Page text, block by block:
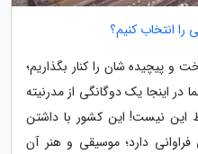
را انتخاب کنیم؟
و پیچیده شان را کنار بگذاریم؛
اینجا یک دوگانگی از مدرنیته
نیست! این کشور با داشتن
دارد؛ موسیقی و هنر آن